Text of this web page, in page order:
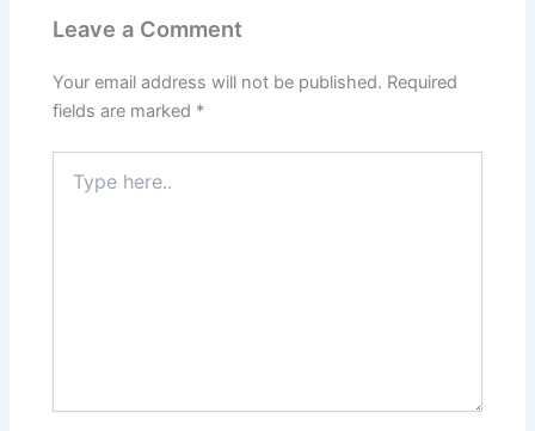
Leave a Comment
Your email address will not be published. Required
fields are marked *
here..